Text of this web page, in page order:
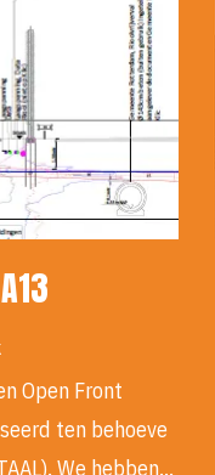
Open Front
ten behoeve
We hebben…